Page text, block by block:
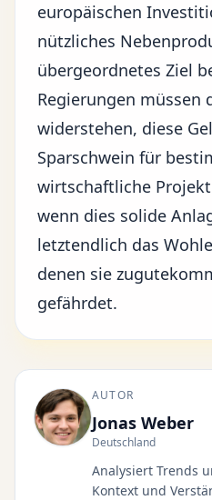
europäischen
nützliches
übergeordnetes Ziel
Regierungen müssen
widerstehen, diese
Sparschwein für
wirtschaftliche
wenn dies solide
letztendlich das
denen sie
gefährdet.
AUTOR
Jonas Weber
Deutschland
Analysiert Trends
Kontext und